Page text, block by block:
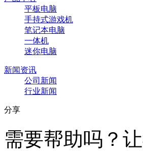
平板电脑
手持式游戏机
笔记本电脑
一体机
迷你电脑
新闻资讯
公司新闻
行业新闻
分享
需要帮助吗？